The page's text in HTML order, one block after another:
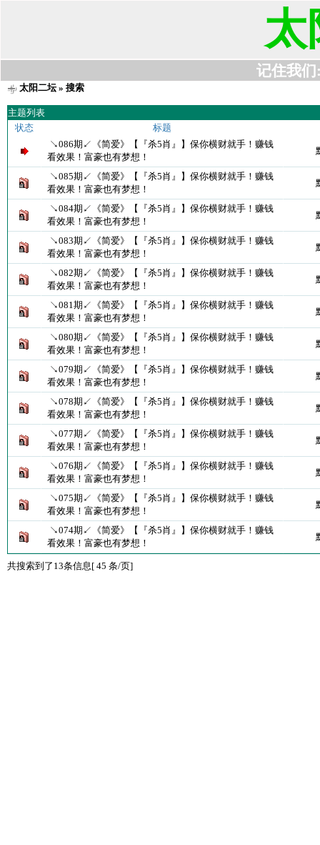
太
记住我们
太阳二坛» 搜索
主题列表
状态
标题
↘086期↙《简爱》【『杀5肖』】保你横财就手！赚钱
看效果！富豪也有梦想！
↘085期↙《简爱》【『杀5肖』】保你横财就手！赚钱
看效果！富豪也有梦想！
↘084期↙《简爱》【『杀5肖』】保你横财就手！赚钱
看效果！富豪也有梦想！
↘083期↙《简爱》【『杀5肖』】保你横财就手！赚钱
看效果！富豪也有梦想！
↘082期↙《简爱》【『杀5肖』】保你横财就手！赚钱
看效果！富豪也有梦想！
↘081期↙《简爱》【『杀5肖』】保你横财就手！赚钱
看效果！富豪也有梦想！
↘080期↙《简爱》【『杀5肖』】保你横财就手！赚钱
看效果！富豪也有梦想！
↘079期↙《简爱》【『杀5肖』】保你横财就手！赚钱
看效果！富豪也有梦想！
↘078期↙《简爱》【『杀5肖』】保你横财就手！赚钱
看效果！富豪也有梦想！
↘077期↙《简爱》【『杀5肖』】保你横财就手！赚钱
看效果！富豪也有梦想！
↘076期↙《简爱》【『杀5肖』】保你横财就手！赚钱
看效果！富豪也有梦想！
↘075期↙《简爱》【『杀5肖』】保你横财就手！赚钱
看效果！富豪也有梦想！
↘074期↙《简爱》【『杀5肖』】保你横财就手！赚钱
看效果！富豪也有梦想！
共搜索到了13条信息[ 45 条/页]